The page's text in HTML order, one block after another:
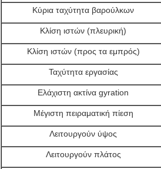
Κύρια ταχύτητα βαρούλκων
Κλίση ιστών (πλευρική)
Κλίση ιστών (προς τα εμπρός)
Ταχύτητα εργασίας
Ελάχιστη ακτίνα gyration
Μέγιστη πειραματική πίεση
Λειτουργούν ύψος
Λειτουργούν πλάτος